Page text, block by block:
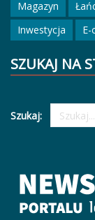
Magazyn
Inwestycja
SZUKAJ NA
Szukaj: